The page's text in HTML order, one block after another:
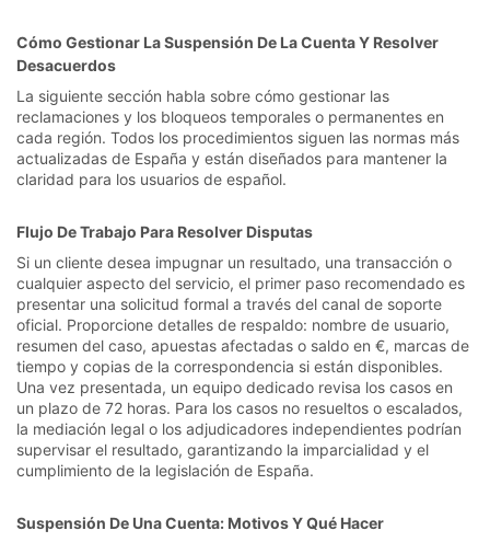
Cómo Gestionar La Suspensión De La Cuenta Y Resolver
Desacuerdos
La siguiente sección habla sobre cómo gestionar las
reclamaciones y los bloqueos temporales o permanentes en
cada región. Todos los procedimientos siguen las normas más
actualizadas de España y están diseñados para mantener la
claridad para los usuarios de español.
Flujo De Trabajo Para Resolver Disputas
Si un cliente desea impugnar un resultado, una transacción o
cualquier aspecto del servicio, el primer paso recomendado es
presentar una solicitud formal a través del canal de soporte
oficial. Proporcione detalles de respaldo: nombre de usuario,
resumen del caso, apuestas afectadas o saldo en €, marcas de
tiempo y copias de la correspondencia si están disponibles.
Una vez presentada, un equipo dedicado revisa los casos en
un plazo de 72 horas. Para los casos no resueltos o escalados,
la mediación legal o los adjudicadores independientes podrían
supervisar el resultado, garantizando la imparcialidad y el
cumplimiento de la legislación de España.
Suspensión De Una Cuenta: Motivos Y Qué Hacer